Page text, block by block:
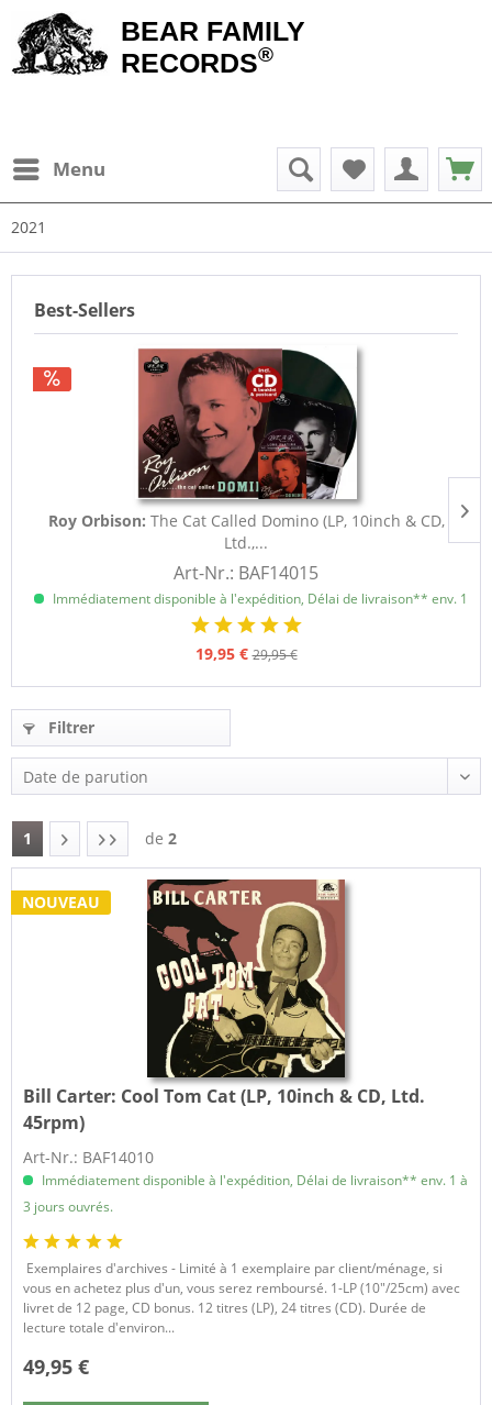
BEAR FAMILY
RECORDS®
Menu
2021
Best-Sellers
Roy Orbison: The Cat Called Domino (LP, 10inch & CD,
Ltd.,...
Art-Nr.: BAF14015
Immédiatement disponible à l'expédition, Délai de livraison** env. 1 à
19,95 € 29,95 €
Filtrer
1 de 2
NOUVEAU
Bill Carter: Cool Tom Cat (LP, 10inch & CD, Ltd.
45rpm)
Art-Nr.: BAF14010
Immédiatement disponible à l'expédition, Délai de livraison** env. 1 à
3 jours ouvrés.
​ Exemplaires d'archives - Limité à 1 exemplaire par client/ménage, si
vous en achetez plus d'un, vous serez remboursé. 1-LP (10"/25cm) avec
livret de 12 page, CD bonus. 12 titres (LP), 24 titres (CD). Durée de
lecture totale d'environ...
49,95 €